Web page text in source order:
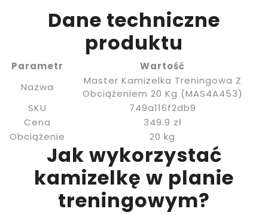
Dane techniczne
produktu
Parametr
Wartość
Nazwa
Master Kamizelka Treningowa Z
Obciążeniem 20 Kg (MAS4A453)
SKU
749a116f2db9
Cena
349.9 zł
Obciążenie
20 kg
Jak wykorzystać
kamizelkę w planie
treningowym?